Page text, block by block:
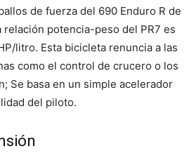
de fuerza del 690 Enduro R de
relación potencia-peso del PR7 es
litro. Esta bicicleta renuncia a las
como el control de crucero o los
Se basa en un simple acelerador
del piloto.